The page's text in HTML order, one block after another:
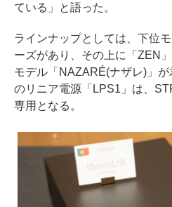
ている」と語った。
ラインナップとしては、下位
ーズがあり、その上に「ZEN
モデル「NAZARÉ(ナザレ)」
のリニア電源「LPS1」は、
専用となる。